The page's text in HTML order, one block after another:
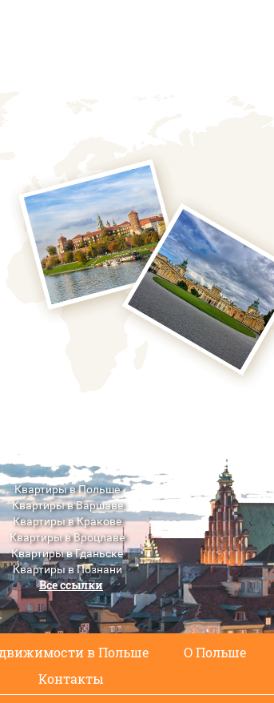
Квартиры в Польше
Квартиры в Варшаве
Квартиры в Кракове
Квартиры в Вроцлаве
Квартиры в Гданьске
Квартиры в Познани
Квартиры в Люблине
Все ссылки
в Польше О Польше
Контакты